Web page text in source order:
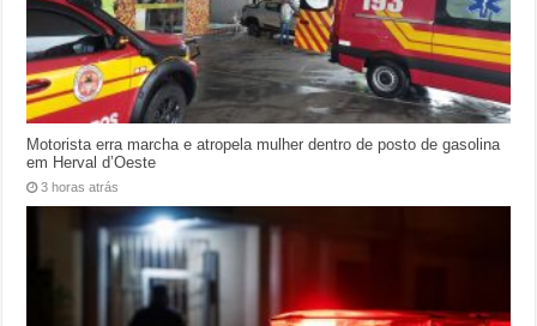
Motorista erra marcha e atropela mulher dentro de posto de gasolina
em Herval d’Oeste
3 horas atrás